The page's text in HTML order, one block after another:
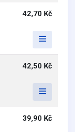
42,70 Kč
42,50 Kč
39,90 Kč